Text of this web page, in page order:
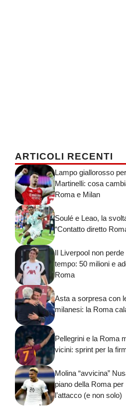
ARTICOLI RECENTI
Lampo giallorosso per
Martinelli: cosa
Roma e Milan
Soulé e Leao, la
“Contatto diretto
Il Liverpool non perde
tempo: 50 milioni e
Roma
Asta a sorpresa con
milanesi: la Roma
Pellegrini e la Roma
vicini: sprint per la
Molina “avvicina”
piano della Roma per
l’attacco (e non solo)